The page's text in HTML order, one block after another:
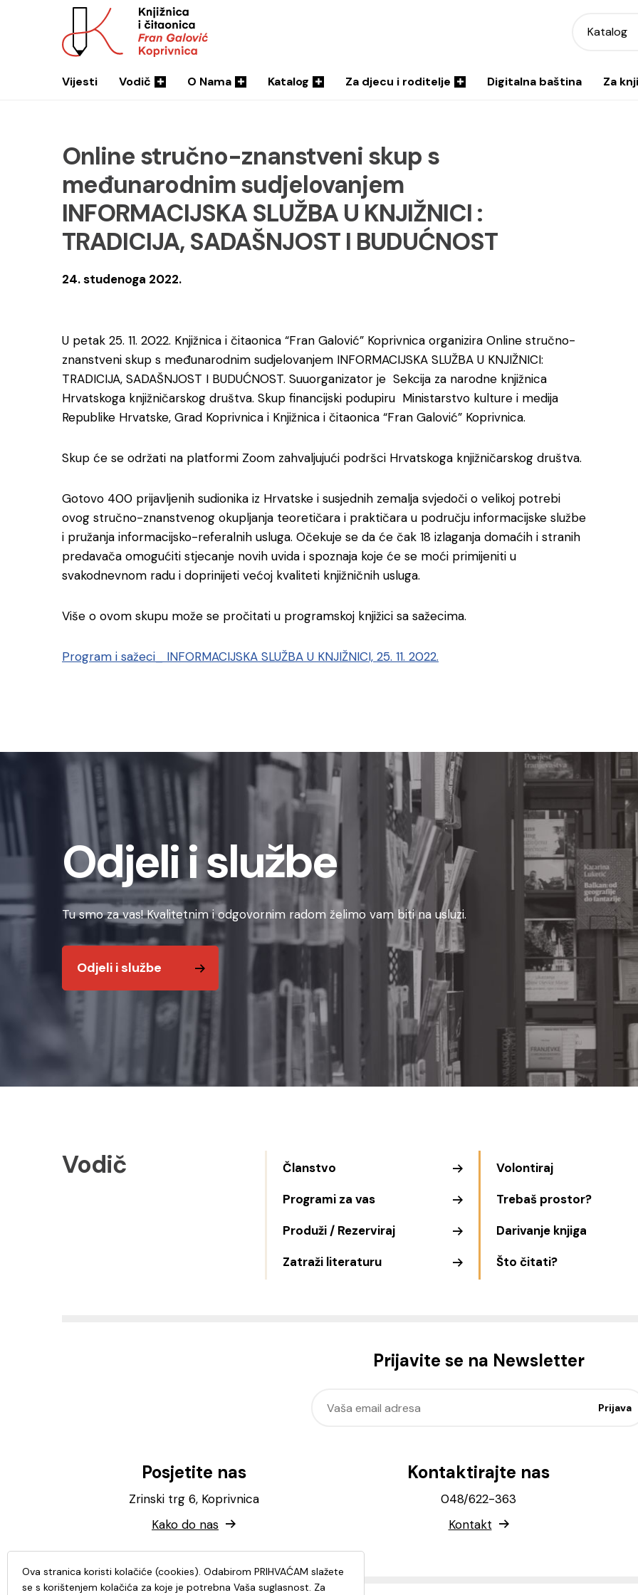
Katalog
Vijesti Vodič O Nama Katalog Za djecu i roditelje Digitalna baština Za
Online stručno-znanstveni skup s
međunarodnim sudjelovanjem
INFORMACIJSKA SLUŽBA U KNJIŽNICI :
TRADICIJA, SADAŠNJOST I BUDUĆNOST
24. studenoga 2022.
U petak 25. 11. 2022. Knjižnica i čitaonica “Fran Galović” Koprivnica organizira Online stručno-
znanstveni skup s međunarodnim sudjelovanjem INFORMACIJSKA SLUŽBA U KNJIŽNICI:
TRADICIJA, SADAŠNJOST I BUDUĆNOST. Suuorganizator je Sekcija za narodne knjižnica
Hrvatskoga knjižničarskog društva. Skup financijski podupiru Ministarstvo kulture i medija
Republike Hrvatske, Grad Koprivnica i Knjižnica i čitaonica “Fran Galović” Koprivnica.
Skup će se održati na platformi Zoom zahvaljujući podršci Hrvatskoga knjižničarskog društva.
Gotovo 400 prijavljenih sudionika iz Hrvatske i susjednih zemalja svjedoči o velikoj potrebi
ovog stručno-znanstvenog okupljanja teoretičara i praktičara u području informacijske službe
i pružanja informacijsko-referalnih usluga. Očekuje se da će čak 18 izlaganja domaćih i stranih
predavača omogućiti stjecanje novih uvida i spoznaja koje će se moći primijeniti u
svakodnevnom radu i doprinijeti većoj kvaliteti knjižničnih usluga.
Više o ovom skupu može se pročitati u programskoj knjižici sa sažecima.
Program i sažeci_ INFORMACIJSKA SLUŽBA U KNJIŽNICI, 25. 11. 2022.
Odjeli i službe
Tu smo za vas! Kvalitetnim i odgovornim radom želimo vam biti na usluzi.
Odjeli i službe
Vodič
Članstvo
Programi za vas
Produži / Rezerviraj
Zatraži literaturu
Volontiraj
Trebaš prostor?
Darivanje knjiga
Što čitati?
Prijavite se na Newsletter
Posjetite nas
Zrinski trg 6, Koprivnica
Kako do nas
Kontaktirajte nas
048/622-363
Kontakt
Ova stranica koristi kolačiće (cookies). Odabirom PRIHVAĆAM slažete
se s korištenjem kolačića za koje je potrebna Vaša suglasnost. Za